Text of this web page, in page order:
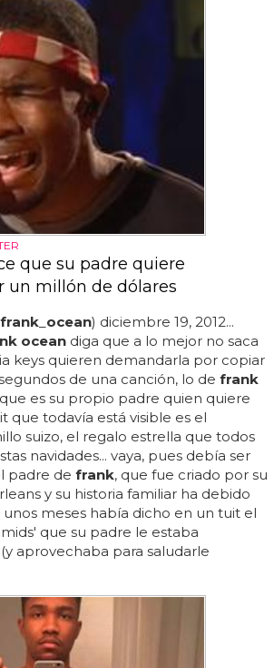
que su padre quiere
un millón de dólares
frank ocean) diciembre 19, 2012...
ocean diga que a lo mejor no saca
keys quieren demandarla por copiar
de una canción, lo de frank
es su propio padre quien quiere
que todavía está visible es el
suizo, el regalo estrella que todos
navidades... vaya, pues debía ser
padre de frank, que fue criado por su
y su historia familiar ha debido
unos meses había dicho en un tuit el
que su padre le estaba
aprovechaba para saludarle